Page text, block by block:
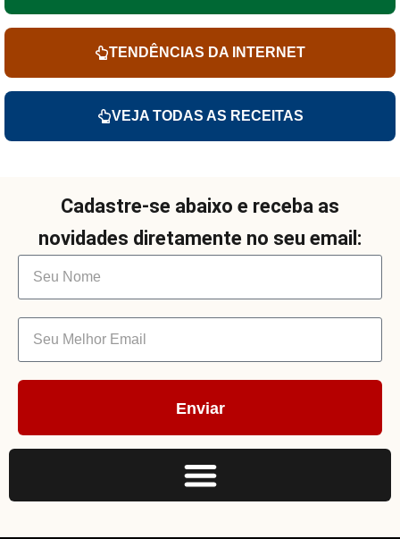
TENDÊNCIAS DA INTERNET
VEJA TODAS AS RECEITAS
Cadastre-se abaixo e receba as
novidades diretamente no seu email:
Enviar